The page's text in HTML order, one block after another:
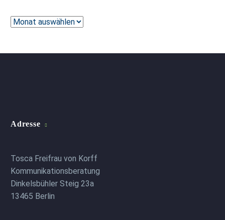
Archiv
Adresse
Tosca Freifrau von Korff
Kommunikationsberatung
Dinkelsbühler Steig 23a
13465 Berlin